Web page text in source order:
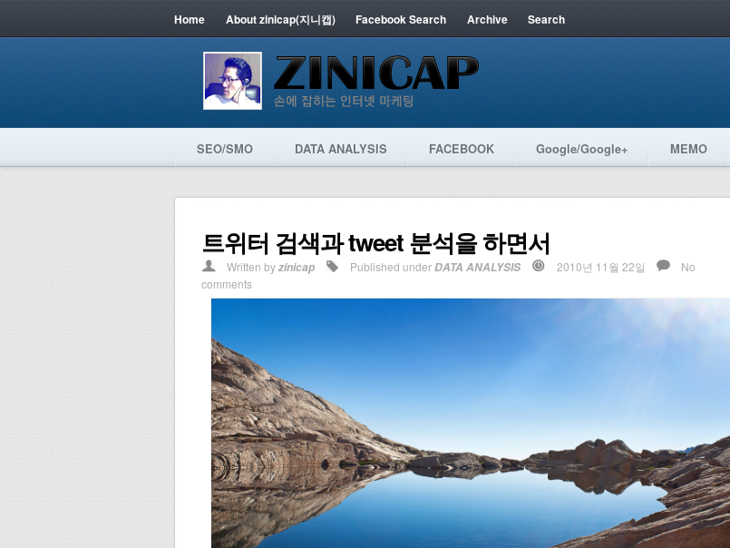
Home About zinicap(지니캡) Facebook Search Archive Search
SEO/SMO DATA ANALYSIS FACEBOOK Google/Google+ MEMO
트위터 검색과 tweet 분석을 하면서
Written byzinicap Published underDATA ANALYSIS 2010년 11월 22일
No
comments